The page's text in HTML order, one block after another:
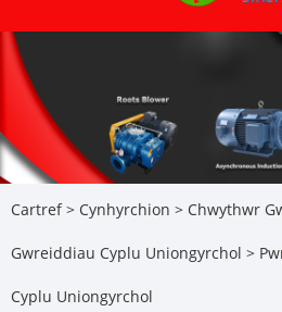
Cartref > Cynhyrchion > Chwythwr
Gwreiddiau Cyplu Uniongyrchol >
Cyplu Uniongyrchol